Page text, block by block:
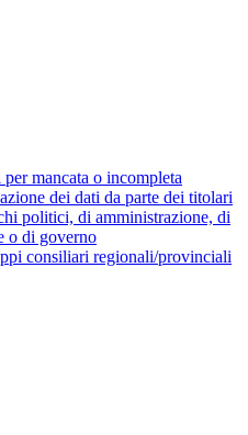
per mancata o incompleta
dei dati da parte dei titolari
politici, di amministrazione, di
o di governo
consiliari regionali/provinciali